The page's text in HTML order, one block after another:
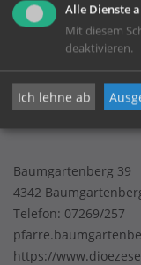
Pfarrgemeinde
Baumgartenberg 39
4342
Telefon: 07269/257
https://
Alle Dienste
Mit diesem
deaktivieren.
Ich lehne ab